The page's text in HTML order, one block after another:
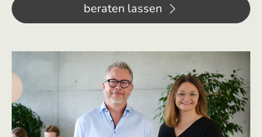
beraten lassen